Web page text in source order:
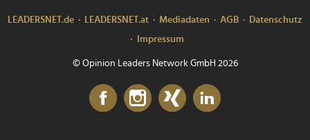
LEADERSNET.de LEADERSNET.at Mediadaten AGB
Datenschutz
Impressum
© Opinion Leaders Network GmbH 2026